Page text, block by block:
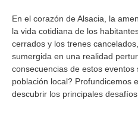
En el corazón de Alsacia, la
la vida cotidiana de los
cerrados y los trenes
sumergida en una realidad
consecuencias de estos
población local? Profundicemos
descubrir los principales